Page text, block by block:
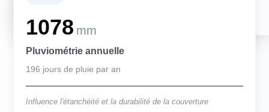
1078 mm
Pluviométrie annuelle
196 jours de pluie par an
Influence l'étanchéité et la durabilité de la couverture